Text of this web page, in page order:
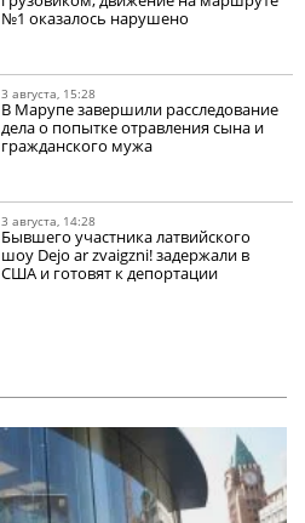
№1 оказалось нарушено
3 августа, 15:28
В Марупе завершили расследование
дела о попытке отравления сына и
гражданского мужа
3 августа, 14:28
Бывшего участника латвийского
шоу Dejo ar zvaigzni! задержали в
США и готовят к депортации